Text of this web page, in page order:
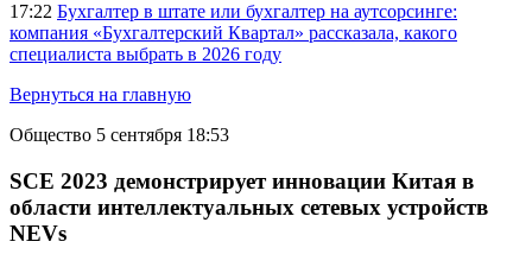
17:22 Бухгалтер в штате или бухгалтер на аутсорсинге:
компания «Бухгалтерский Квартал» рассказала, какого
специалиста выбрать в 2026 году
Вернуться на главную
Общество 5 сентября 18:53
SCE 2023 демонстрирует инновации Китая в
области интеллектуальных сетевых устройств
NEVs